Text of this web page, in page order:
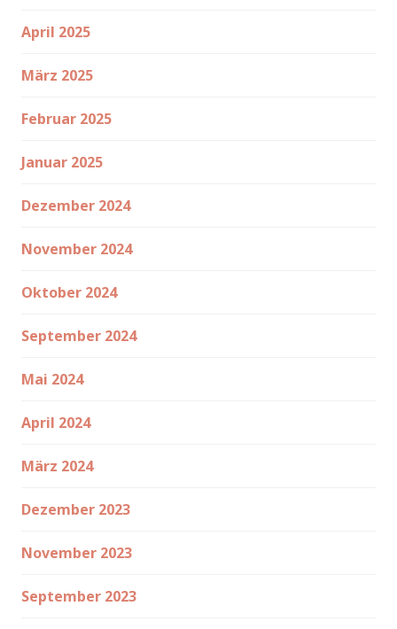
April 2025
März 2025
Februar 2025
Januar 2025
Dezember 2024
November 2024
Oktober 2024
September 2024
Mai 2024
April 2024
März 2024
Dezember 2023
November 2023
September 2023